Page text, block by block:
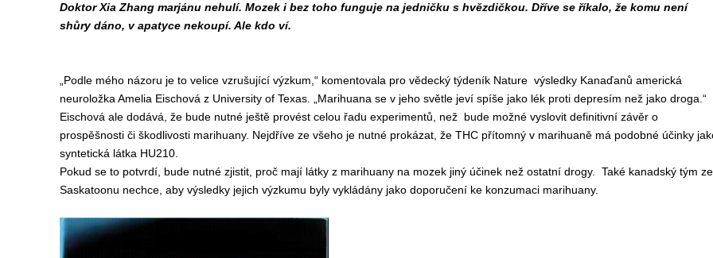
Doktor Xia Zhang marjánu nehulí. Mozek i bez toho funguje na jedničku s hvězdičkou. Dříve se říkalo, že komu není
shůry dáno, v apatyce nekoupí. Ale kdo ví.
„Podle mého názoru je to velice vzrušující výzkum,“ komentovala pro vědecký týdeník Nature výsledky Kanaďanů americká
neuroložka Amelia Eischová z University of Texas. „Marihuana se v jeho světle jeví spíše jako lék proti depresím než jako droga.“
Eischová ale dodává, že bude nutné ještě provést celou řadu experimentů, než bude možné vyslovit definitivní závěr o
prospěšnosti či škodlivosti marihuany. Nejdříve ze všeho je nutné prokázat, že THC přítomný v marihuaně má podobné účinky
syntetická látka HU210.
Pokud se to potvrdí, bude nutné zjistit, proč mají látky z marihuany na mozek jiný účinek než ostatní drogy. Také kanadský tým ze
Saskatoonu nechce, aby výsledky jejich výzkumu byly vykládány jako doporučení ke konzumaci marihuany.